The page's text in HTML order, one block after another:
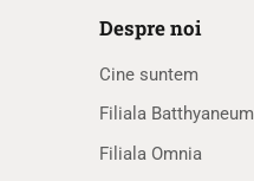
Despre noi
Cine suntem
Filiala Batthyaneum
Filiala Omnia